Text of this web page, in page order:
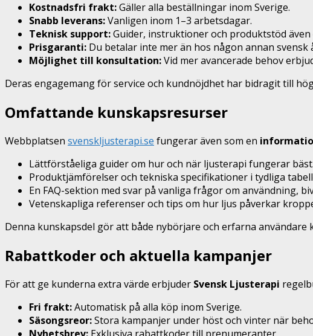
Kostnadsfri frakt:Gäller alla beställningar inom Sverige.
Snabb leverans:Vanligen inom 1–3 arbetsdagar.
Teknisk support:Guider, instruktioner och produktstöd
Prisgaranti: Du betalar inte mer än hos någon annan svensk
Möjlighet till konsultation:Vid mer avancerade behov
Deras engagemang för service och kundnöjdhet har bidragit till
Omfattande kunskapsresurser
Webbplatsen svenskljusterapi.se fungerar även som en
Lättförståeliga guider om hur och när ljusterapi fungerar bäst.
Produktjämförelser och tekniska specifikationer i tydliga
En FAQ-sektion med svar på vanliga frågor om användning,
Vetenskapliga referenser och tips om hur ljus påverkar
Denna kunskapsdel gör att både nybörjare och erfarna
Rabattkoder och aktuella kampanjer
För att ge kunderna extra värde erbjuder Svensk Ljusterapi
Fri frakt:Automatisk på alla köp inom Sverige.
Säsongsreor:Stora kampanjer under höst och vinter när